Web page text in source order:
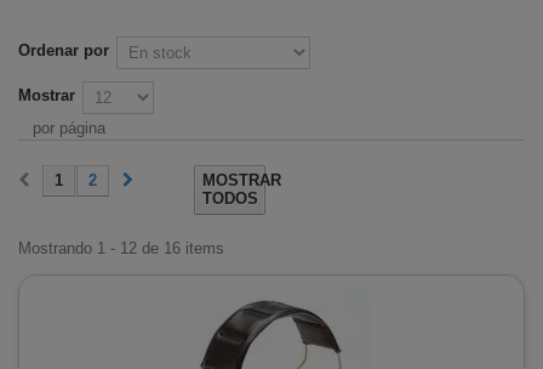
Ordenar por
Mostrar
por página
MOSTRAR
TODOS
1 2
Mostrando 1 - 12 de 16 items